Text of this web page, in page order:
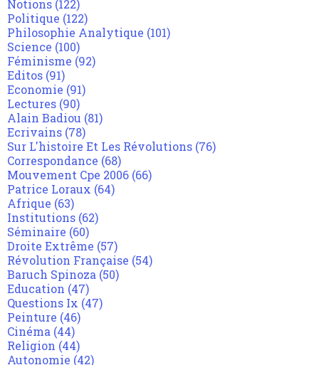
Notions (122)
Politique (122)
Philosophie Analytique (101)
Science (100)
Féminisme (92)
Editos (91)
Economie (91)
Lectures (90)
Alain Badiou (81)
Ecrivains (78)
Sur L'histoire Et Les Révolutions (76)
Correspondance (68)
Mouvement Cpe 2006 (66)
Patrice Loraux (64)
Afrique (63)
Institutions (62)
Séminaire (60)
Droite Extrême (57)
Révolution Française (54)
Baruch Spinoza (50)
Education (47)
Questions Ix (47)
Peinture (46)
Cinéma (44)
Religion (44)
Autonomie (42)